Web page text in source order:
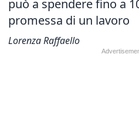
può a spendere fino a
promessa di un lavoro
Lorenza Raffaello